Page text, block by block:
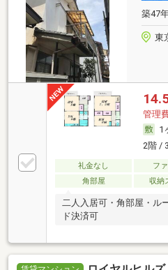
築47
東
管理
1
2階 /
礼金なし フ
角部屋
収納
二人入居可・角部屋・ル
ド決済可